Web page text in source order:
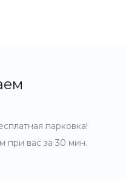
парковка!
при вас за 30 мин.